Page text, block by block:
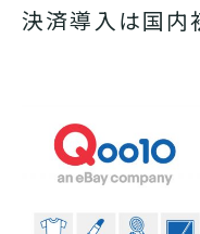
決済導入は国内